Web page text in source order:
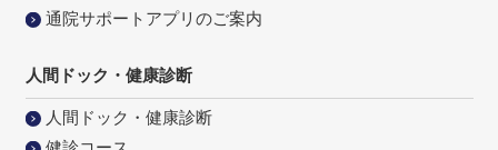
通院サポートアプリのご案内
人間ドック・健康診断
人間ドック・健康診断